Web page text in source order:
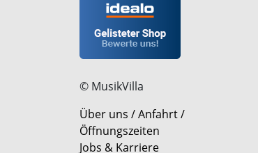
© MusikVilla
Über uns / Anfahrt /
Öffnungszeiten
Jobs & Karriere